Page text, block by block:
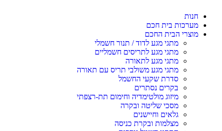
חנות
מערכות בית חכם
מוצרי הבית החכם
מתגי מגע לדוד / תנור חשמלי
מתגי מגע לתריסים חשמליים
מתגי מגע לתאורה
מתגי מגע משולבי תריס עם תאורה
סדרת שקעי החשמל
בקרים נסתרים
מיזוג מולטימדיה וחימום תת-רצפתי
מסכי שליטה ובקרה
גלאים וחיישנים
מצלמות ובקרת כניסה